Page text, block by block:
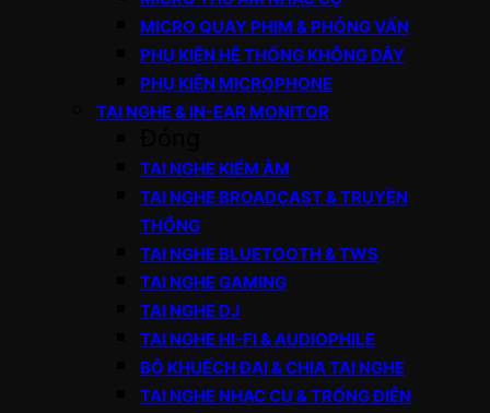
MICRO QUAY PHIM & PHỎNG VẤN
PHỤ KIỆN HỆ THỐNG KHÔNG DÂY
PHỤ KIỆN MICROPHONE
TAI NGHE & IN-EAR MONITOR
TAI NGHE KIỂM ÂM
TAI NGHE BROADCAST & TRUYỀN
THÔNG
TAI NGHE BLUETOOTH & TWS
TAI NGHE GAMING
TAI NGHE DJ
TAI NGHE HI-FI & AUDIOPHILE
BỘ KHUẾCH ĐẠI & CHIA TAI NGHE
TAI NGHE NHẠC CỤ & TRỐNG ĐIỆN